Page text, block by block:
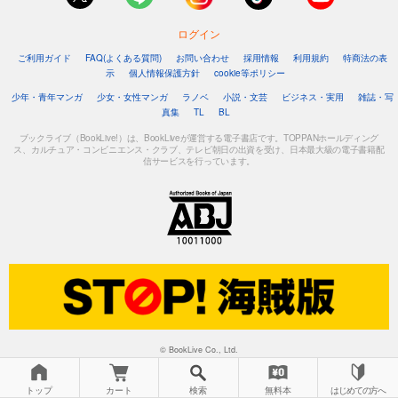
ログイン
ご利用ガイド FAQ(よくある質問) お問い合わせ 採用情報 利用規約
特商法の表
示
個人情報保護方針
cookie等ポリシー
少年・青年マンガ
少女・女性マンガ ラノベ 小説・文芸 ビジネス・実用
雑誌・写
真集
TL BL
ブックライブ（BookLive!）は、BookLiveが運営する電子書店です。TOPPANホールディング
ス、カルチュア・コンビニエンス・クラブ、テレビ朝日の出資を受け、日本最大級の電子書籍配
信サービスを行っています。
© BookLive Co., Ltd.
トップ カート 検索 無料本 はじめての方へ